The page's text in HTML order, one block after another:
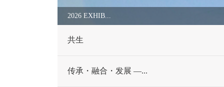
2026 EXHIB...
共生
传承・融合・发展 —...